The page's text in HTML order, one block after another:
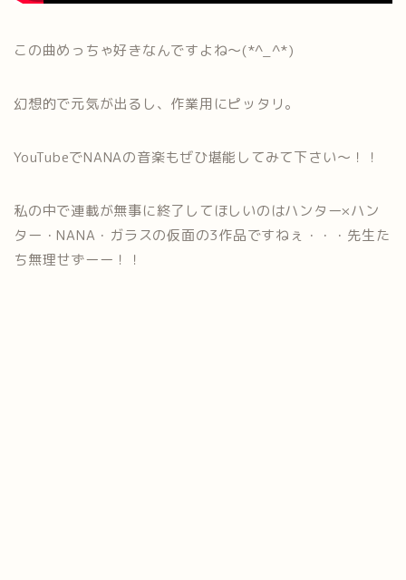
この曲めっちゃ好きなんですよね〜(*^_^*)
幻想的で元気が出るし、作業用にピッタリ。
YouTubeでNANAの音楽もぜひ堪能してみて下さい〜！！
私の中で連載が無事に終了してほしいのはハンター×ハン
ター・NANA・ガラスの仮面の3作品ですねぇ・・・先生た
ち無理せずーー！！